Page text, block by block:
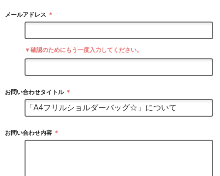
メールアドレス ＊
▼確認のためにもう一度入力してください。
お問い合わせタイトル ＊
お問い合わせ内容 ＊